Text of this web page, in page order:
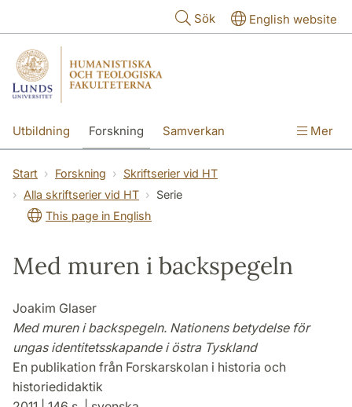
Sök English website
Utbildning Forskning Samverkan Mer
Start Forskning
Skriftserier vid HT
Alla skriftserier vid HT
Serie
This page in English
Med muren i backspegeln
Joakim Glaser
Med muren i backspegeln. Nationens betydelse för
ungas identitetsskapande i östra Tyskland
En publikation från Forskarskolan i historia och
historiedidaktik